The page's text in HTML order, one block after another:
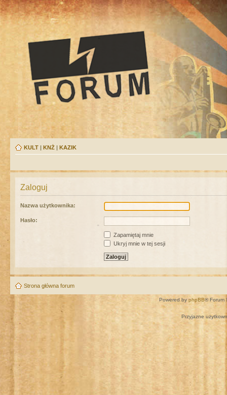
KULT | KNŻ | KAZIK
Zaloguj
Nazwa użytkownika:
Hasło:
Zapamiętaj mnie
Ukryj mnie w tej sesji
Strona główna forum
Powered by phpBB® Forum
Przyjazne